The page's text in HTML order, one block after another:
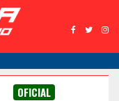
OFICIAL